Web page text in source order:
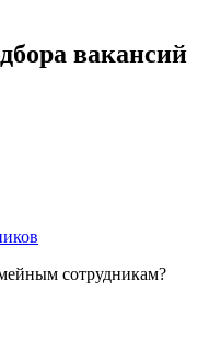
вакансий
сотрудникам?